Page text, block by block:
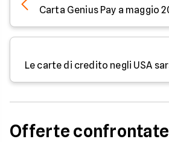
Offerte confrontate